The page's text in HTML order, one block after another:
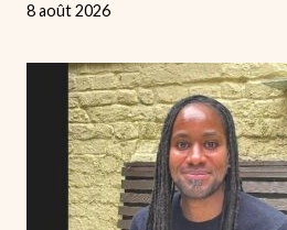
8 août 2026